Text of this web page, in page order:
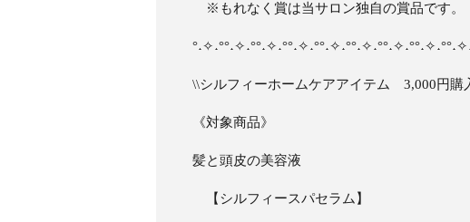
※もれなく賞は当サロン独自の賞品です。
\\シルフィーホームケアアイテム 3,000円購
《対象商品》
髪と頭皮の美容液
【シルフィースパセラム】